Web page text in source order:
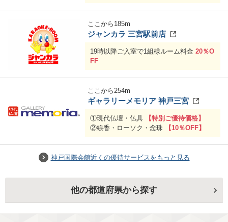
ここから 185m
ジャンカラ 三宮駅前店
19時以降ご入室で1組様ルーム料金 20％O
FF
ここから254m
ギャラリーメモリア 神戸三宮
①現代仏壇・仏具
【特別ご優待価格】
②線香・ローソク・念珠
【10％OFF】
神戸国際会館近くの優待サービスをもっと見る
他の都道府県から探す